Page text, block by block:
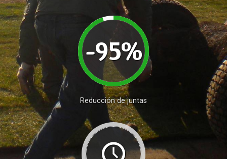
-95%
Reducción de juntas